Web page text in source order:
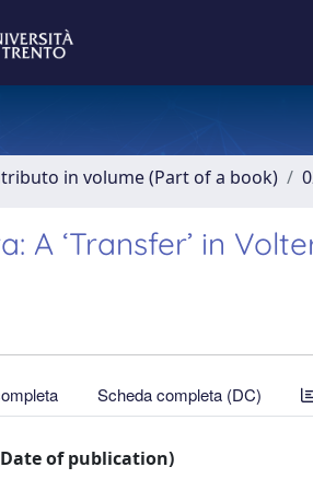
in volume (Part of a book)
A ‘Transfer’ in
Scheda completa (DC)
of publication)